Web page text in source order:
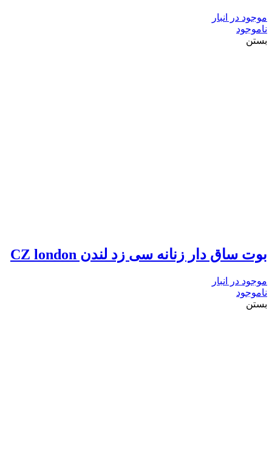
موجود در انبار
ناموجود
بستن
بوت ساق دار زنانه سی زد لندن CZ london
موجود در انبار
ناموجود
بستن